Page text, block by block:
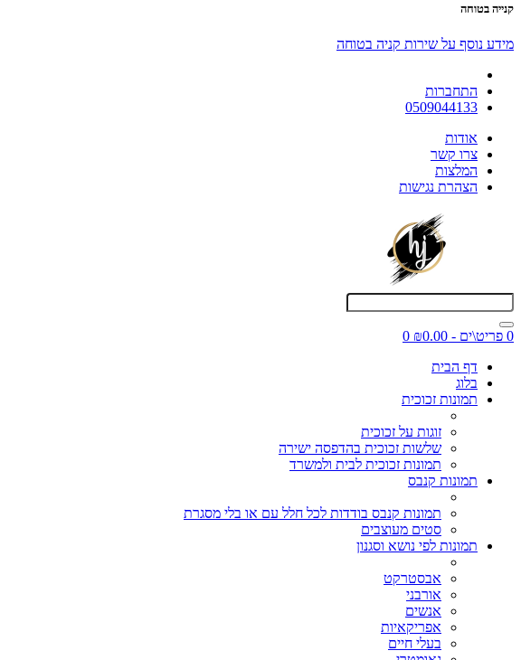
קנייה בטוחה
מידע נוסף על שירות קניה בטוחה
התחברות
0509044133
אודות
צרו קשר
המלצות
הצהרת נגישות
0 פריט\ים - ₪0.00
0
דף הבית
בלוג
תמונות זכוכית
זוגות על זכוכית
שלשות זכוכית בהדפסה ישירה
תמונות זכוכית לבית ולמשרד
תמונות קנבס
תמונות קנבס בודדות לכל חלל עם או בלי מסגרת
סטים מעוצבים
תמונות לפי נושא וסגנון
אבסטרקט
אורבני
אנשים
אפריקאיות
בעלי חיים